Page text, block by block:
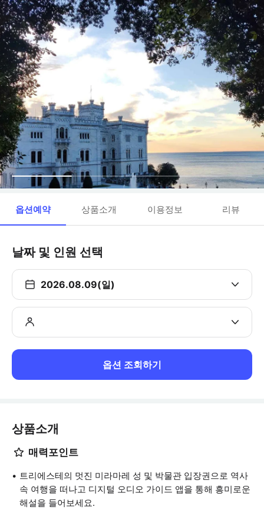
옵션예약 상품소개 이용정보 리뷰
날짜 및 인원 선택
2026.08.09(일)
옵션 조회하기
상품소개
매력포인트
트리에스테의 멋진 미라마레 성 및 박물관 입장권으로 역사
속 여행을 떠나고 디지털 오디오 가이드 앱을 통해 흥미로운
해설을 들어보세요.